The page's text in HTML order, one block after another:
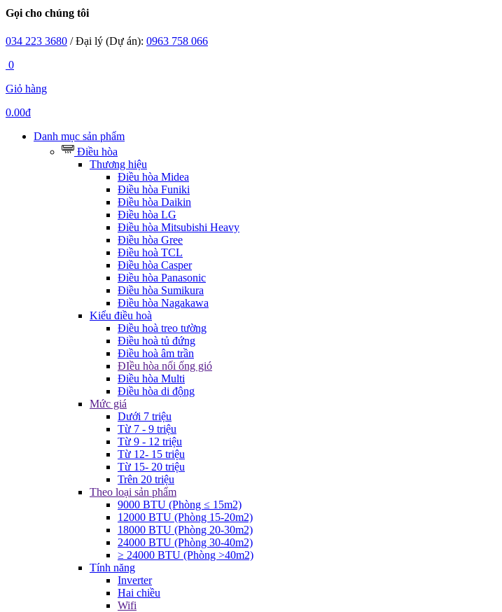
Gọi cho chúng tôi
034 223 3680 / Đại lý (Dự án): 0963 758 066
0
Giỏ hàng
0.00đ
Danh mục sản phẩm
Điều hòa
Thương hiệu
Điều hòa Midea
Điều hòa Funiki
Điều hòa Daikin
Điều hòa LG
Điều hòa Mitsubishi Heavy
Điều hòa Gree
Điều hoà TCL
Điều hòa Casper
Điều hòa Panasonic
Điều hòa Sumikura
Điều hòa Nagakawa
Kiểu điều hoà
Điều hoà treo tường
Điều hoà tủ đứng
Điều hoà âm trần
ĐIều hòa nối ống gió
Điều hòa Multi
Điều hòa di động
Mức giá
Dưới 7 triệu
Từ 7 - 9 triệu
Từ 9 - 12 triệu
Từ 12- 15 triệu
Từ 15- 20 triệu
Trên 20 triệu
Theo loại sản phẩm
9000 BTU (Phòng ≤ 15m2)
12000 BTU (Phòng 15-20m2)
18000 BTU (Phòng 20-30m2)
24000 BTU (Phòng 30-40m2)
≥ 24000 BTU (Phòng >40m2)
Tính năng
Inverter
Hai chiều
Wifi